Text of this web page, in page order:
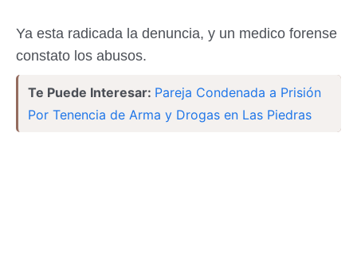
Ya esta radicada la denuncia, y un medico forense
constato los abusos.
Te Puede Interesar: Pareja Condenada a Prisión
Por Tenencia de Arma y Drogas en Las Piedras